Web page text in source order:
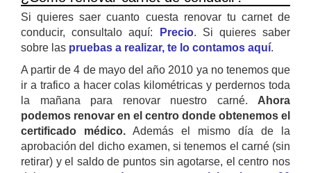
Si quieres saer cuanto cuesta renovar tu carnet de
conducir, consultalo aquí:
Precio. Si quieres saber
sobre las pruebas a realizar, te lo contamos aquí.
A partir de 4 de mayo del año 2010 ya no tenemos que
ir a trafico a hacer colas kilométricas y perdernos toda
la mañana para renovar nuestro carné. Ahora
podemos renovar en el centro donde obtenemos el
certificado médico. Además el mismo día de la
aprobación del dicho examen, si tenemos el carné (sin
retirar) y el saldo de puntos sin agotarse, el centro nos